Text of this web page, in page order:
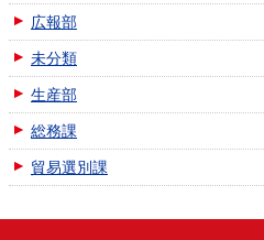
広報部
未分類
生産部
総務課
貿易選別課